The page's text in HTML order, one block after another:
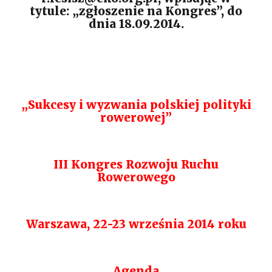
tytule: „zgłoszenie na Kongres”, do
dnia 18.09.2014.
„Sukcesy i wyzwania polskiej polityki
rowerowej”
III Kongres Rozwoju Ruchu
Rowerowego
Warszawa, 22-23 września 2014 roku